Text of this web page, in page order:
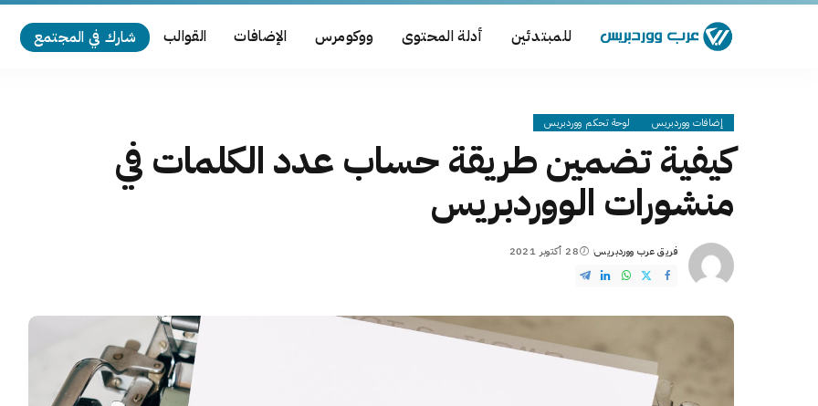
للمبتدئين أدلة المحتوى ووكومرس الإضافات القوالب شارك في المجتمع
إضافات ووردبريس لوحة تحكم ووردبريس
كيفية تضمين طريقة حساب عدد الكلمات في
منشورات الووردبريس
Posted
by
فريق عرب ووردبريس 28 أكتوبر 2021